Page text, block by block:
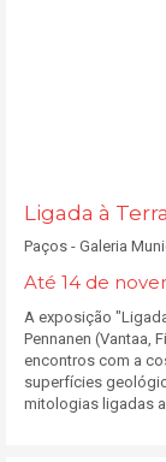
Ligada à
Paços - Galeria
Até 14 de
A exposição
Pennanen (Vantaa,
encontros com a
superfícies
mitologias ligadas